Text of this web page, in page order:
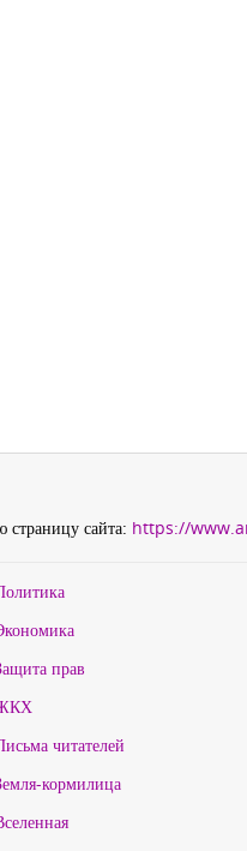
страницу сайта: https://
прав
читателей
кормилица